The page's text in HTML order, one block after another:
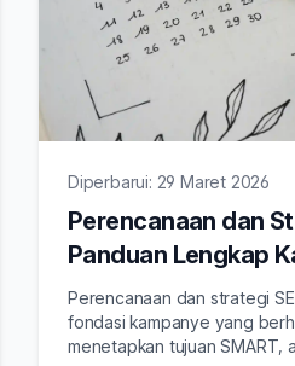
Diperbarui: 29 Maret 2026
Perencanaan dan
Panduan Lengkap
yang Terukur
Perencanaan dan strategi
fondasi kampanye yang
menetapkan tujuan SMART,